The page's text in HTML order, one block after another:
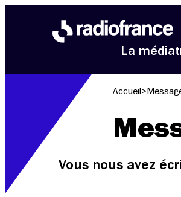
La
Accueil >
Vous nous avez